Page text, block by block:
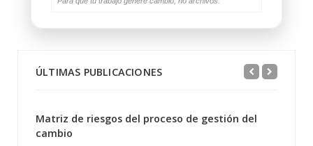
ÚLTIMAS PUBLICACIONES
Matriz de riesgos del proceso de gestión del
cambio